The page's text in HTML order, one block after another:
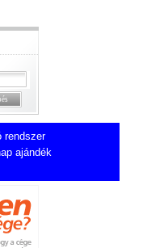
rendszer
ajándék